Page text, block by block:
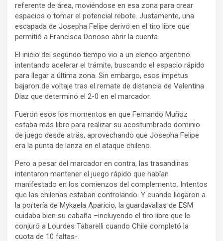
referente de área, moviéndose en esa zona para crear
espacios o tomar el potencial rebote. Justamente, una
escapada de Josepha Felipe derivó en el tiro libre que
permitió a Francisca Donoso abrir la cuenta.
El inicio del segundo tiempo vio a un elenco argentino
intentando acelerar el trámite, buscando el espacio rápido
para llegar a última zona. Sin embargo, esos ímpetus
bajaron de voltaje tras el remate de distancia de Valentina
Díaz que determinó el 2-0 en el marcador.
Fueron esos los momentos en que Fernando Muñoz
estaba más libre para realizar su acostumbrado dominio
de juego desde atrás, aprovechando que Josepha Felipe
era la punta de lanza en el ataque chileno.
Pero a pesar del marcador en contra, las trasandinas
intentaron mantener el juego rápido que habían
manifestado en los comienzos del complemento. Intentos
que las chilenas estaban controlando. Y cuando llegaron a
la portería de Mykaela Aparicio, la guardavallas de ESM
cuidaba bien su cabaña –incluyendo el tiro libre que le
conjuró a Lourdes Tabarelli cuando Chile completó la
cuota de 10 faltas-.